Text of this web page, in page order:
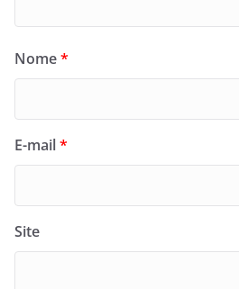
Nome*
E-mail*
Site